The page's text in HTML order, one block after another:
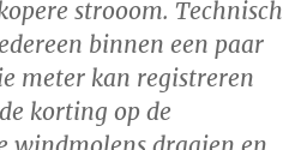
strooom. Technisch
binnen een paar
meter kan registreren
korting op de